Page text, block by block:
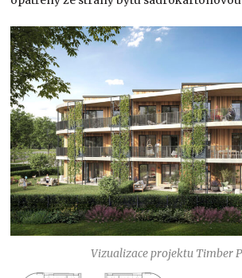
Vizualizace projektu Timber